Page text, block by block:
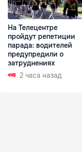
На Телецентре
пройдут репетиции
парада: водителей
предупредили о
затруднениях
2 часа назад